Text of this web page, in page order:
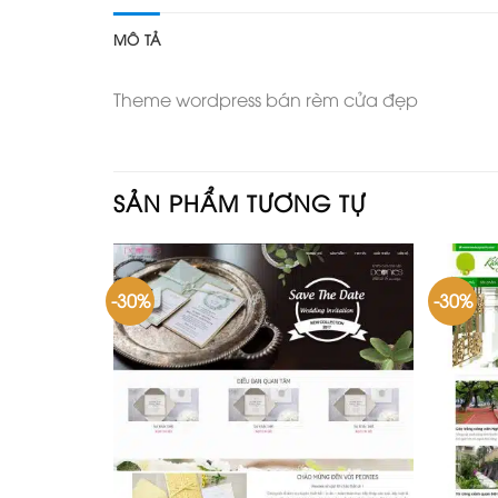
MÔ TẢ
Theme wordpress bán rèm cửa đẹp
SẢN PHẨM TƯƠNG TỰ
-30% -30%